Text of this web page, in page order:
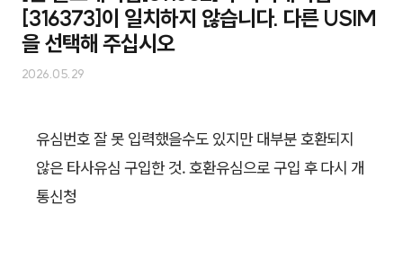
[316373]이 일치하지 않습니다. 다른 USIM
을 선택해 주십시오
2026.05.29
유심번호 잘 못 입력했을수도 있지만 대부분 호환되지
않은 타사유심 구입한 것. 호환유심으로 구입 후 다시 개
통신청